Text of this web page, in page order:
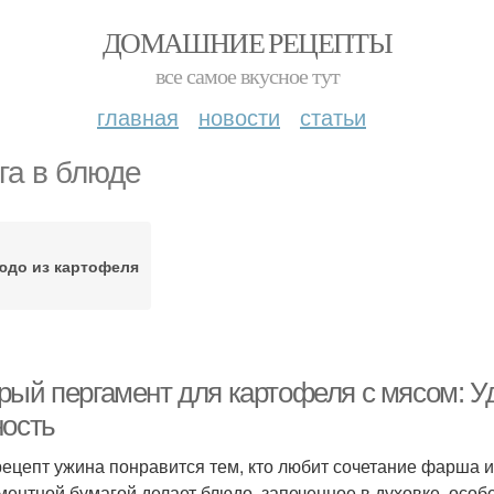
ДОМАШНИЕ РЕЦЕПТЫ
все самое вкусное тут
главная новости статьи
в блюде
из картофеля
пергамент для картофеля с мясом:
ужина понравится тем, кто любит сочетание